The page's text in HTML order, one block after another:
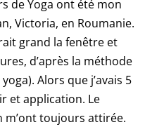
de Yoga ont été mon
Victoria, en Roumanie.
grand la fenêtre et
d’après la méthode
Alors que j’avais 5
et application. Le
toujours attirée.